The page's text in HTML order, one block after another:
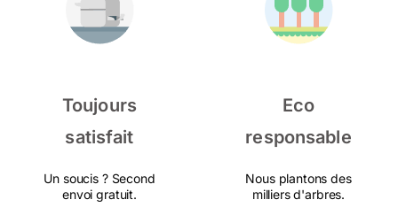
Toujours
satisfait
Un soucis ? Second
envoi gratuit.
Eco
responsable
Nous plantons des
milliers d'arbres.